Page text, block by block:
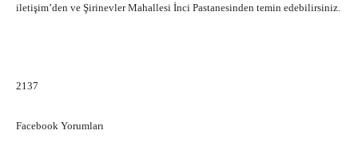
iletişim’den ve Şirinevler Mahallesi İnci Pastanesinden temin edebilirsiniz.
2137
Facebook Yorumları